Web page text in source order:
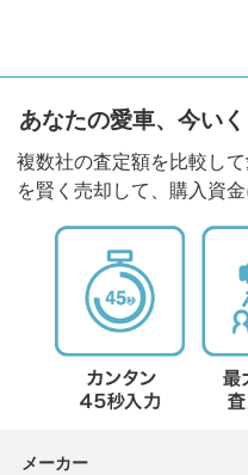
あなたの愛車、今いく
複数社の査定額を比較し
を賢く売却して、購入資
メーカー